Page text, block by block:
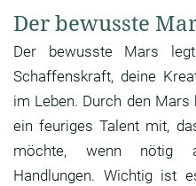
Der bewusste
Der bewusste Mars
Schaffenskraft, deine
im Leben. Durch den
ein feuriges Talent mit,
möchte, wenn nötig
Handlungen. Wichtig ist